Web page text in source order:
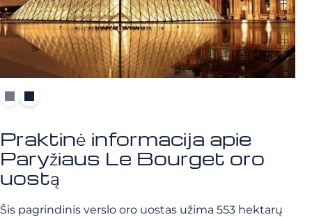
Praktinė informacija apie
Paryžiaus Le Bourget oro
uostą
Šis pagrindinis verslo oro uostas užima 553 hektarų